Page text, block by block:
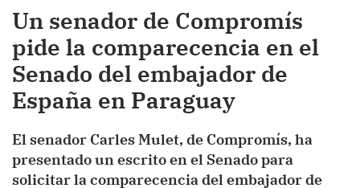
Un senador de Compromís
pide la comparecencia en el
Senado del embajador de
España en Paraguay
El senador Carles Mulet, de Compromís, ha
presentado un escrito en el Senado para
solicitar la comparecencia del embajador de